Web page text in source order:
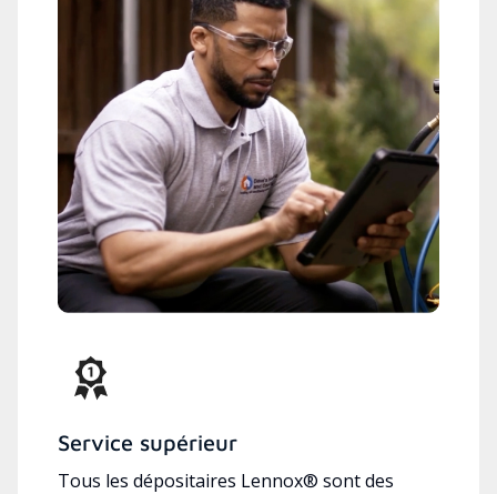
Service supérieur
Tous les dépositaires Lennox® sont des